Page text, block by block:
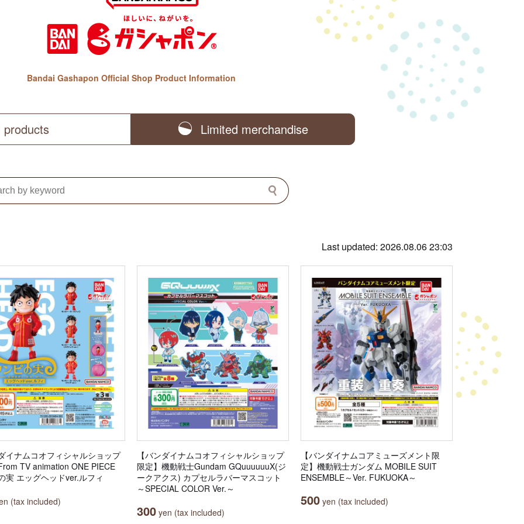
Bandai Gashapon Official Shop Product Information
products Limited merchandise
Last updated: 2026.08.06 23:03
イナムコオフィシャルショップ
TV animation ONE PIECE
実 エッグヘッドver.ルフィ
(tax included)
【バンダイナムコオフィシャルショップ
限定】機動戦士Gundam GQuuuuuuX(ジ
ークアクス) カプセルラバーマスコット
～SPECIAL COLOR Ver.～
300 yen (tax included)
【バンダイナムコアミューズメント限
定】機動戦士ガンダム MOBILE SUIT
ENSEMBLE～Ver. FUKUOKA～
500 yen (tax included)